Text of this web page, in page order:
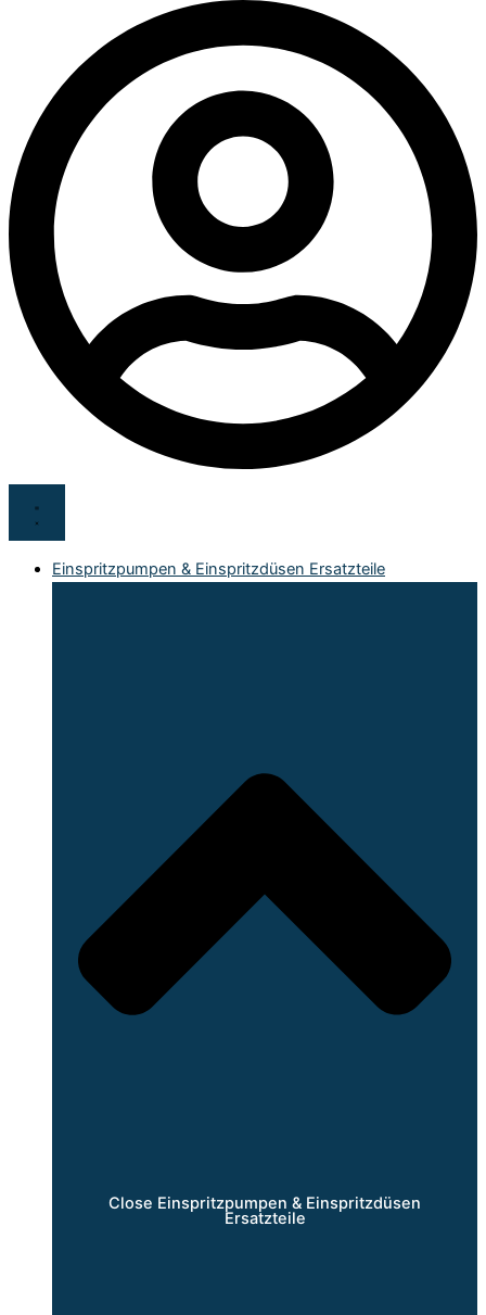
Einspritzpumpen & Einspritzdüsen Ersatzteile
Close Einspritzpumpen & Einspritzdüsen
Ersatzteile